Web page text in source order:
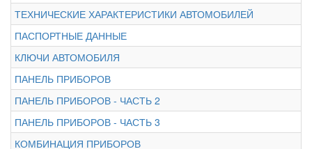
ТЕХНИЧЕСКИЕ ХАРАКТЕРИСТИКИ АВТОМОБИЛЕЙ
ПАСПОРТНЫЕ ДАННЫЕ
КЛЮЧИ АВТОМОБИЛЯ
ПАНЕЛЬ ПРИБОРОВ
ПАНЕЛЬ ПРИБОРОВ - ЧАСТЬ 2
ПАНЕЛЬ ПРИБОРОВ - ЧАСТЬ 3
КОМБИНАЦИЯ ПРИБОРОВ